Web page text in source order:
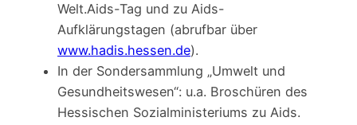
Welt.Aids-Tag und zu Aids-
Aufklärungstagen (abrufbar über
www.hadis.hessen.de).
In der Sondersammlung „Umwelt und
Gesundheitswesen“: u.a. Broschüren des
Hessischen Sozialministeriums zu Aids.